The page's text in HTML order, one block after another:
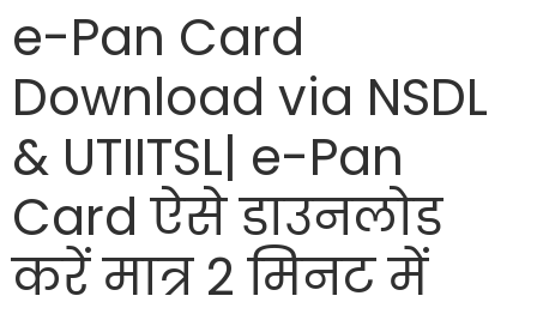
e-Pan Card
Download via NSDL
& UTIITSL| e-Pan
Card ऐसे डाउनलोड
करें मात्र 2 मिनट में